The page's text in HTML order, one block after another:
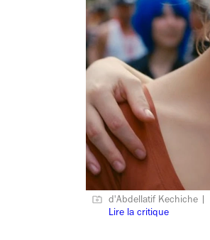
d'Abdellatif Kechiche |
Lire la critique